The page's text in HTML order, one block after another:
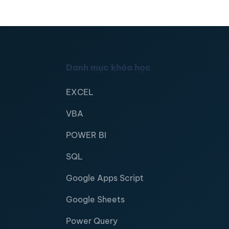
Danh mục khóa học
EXCEL
VBA
POWER BI
SQL
Google Apps Script
Google Sheets
Power Query